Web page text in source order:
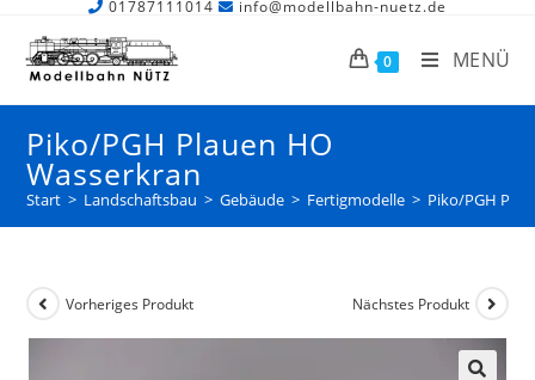
01787111014 info@modellbahn-nuetz.de
0 MENÜ
Piko/PGH Plauen HO
Wasserkran
Start > Landschaftsbau > Gebäude > Fertigmodelle > Piko/PGH
Vorheriges Produkt Nächstes Produkt